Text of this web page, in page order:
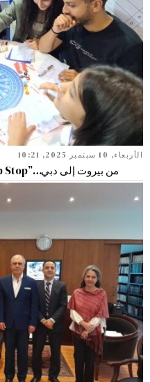
الأربعاء, 10 سبتمبر 2025, 10:21
من بيروت إلى دبي…”Top Stop” اللبنانية تقتحم المعارض الدولية